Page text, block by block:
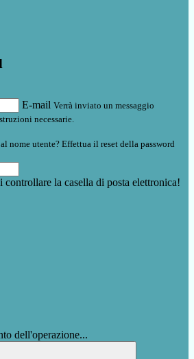
E-mail Verrà inviato un messaggio
necessarie.
nome utente? Effettua il reset della password
la casella di posta elettronica!
dell'operazione...